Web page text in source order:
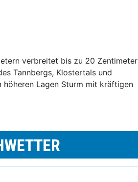
verbreitet bis zu 20 Zentimeter
Tannbergs, Klostertals und
Lagen Sturm mit kräftigen